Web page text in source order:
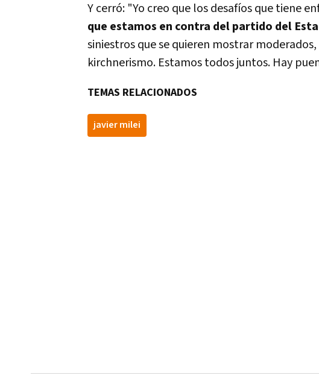
Y cerró: "Yo creo que los desafíos que tiene
que estamos en contra del partido del
siniestros que se quieren mostrar
kirchnerismo. Estamos todos juntos. Hay
TEMAS RELACIONADOS
javier milei